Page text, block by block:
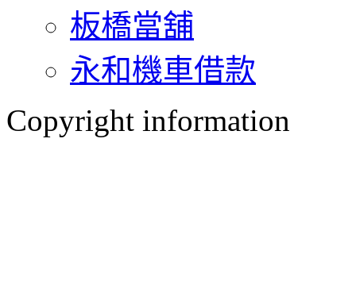
板橋當舖
永和機車借款
Copyright information